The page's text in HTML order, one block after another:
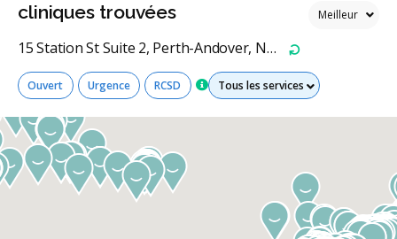
cliniques trouvées
15 Station St Suite 2, Perth-Andover, NB E7H 4Y2, Canada Recommencer
Ouvert Urgence RCSD Tous les services